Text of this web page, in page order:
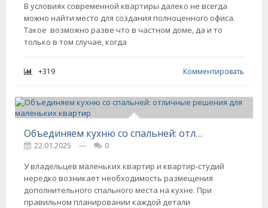
В условиях современной квартиры далеко не всегда
можно найти место для создания полноценного офиса.
Такое возможно разве что в частном доме, да и то
только в том случае, когда
+319 Комментировать
Объединяем кухню со спальней: отличные решения для маленьких квартир
22.01.2025 ---
0
У владельцев маленьких квартир и квартир-студий
нередко возникает необходимость размещения
дополнительного спального места на кухне. При
правильном планировании каждой детали